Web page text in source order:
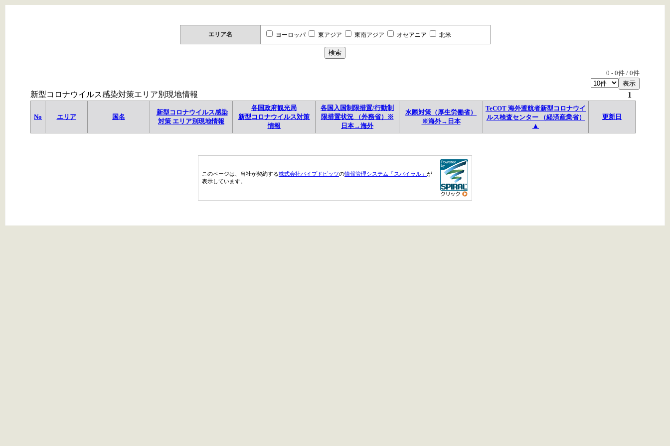
エリア名 ヨーロッパ 東アジア 東南アジア オセアニア 北米
0 - 0件 / 0件
新型コロナウイルス感染対策エリア別現地情報 1
No エリア 国名
新型コロナウイルス感染
対策 エリア別現地情報
各国政府観光局
新型コロナウイルス対策
情報
各国入国制限措置/行動制
限措置状況 （外務省）※
日本→海外
水際対策（厚生労働省）
※海外→日本
TeCOT 海外渡航者新型コロナウイ
ルス検査センター （経済産業省）
▲
更新日
このページは、当社が契約する株式会社パイプドビッツの情報管理システム「スパイラル」 が
表示しています。